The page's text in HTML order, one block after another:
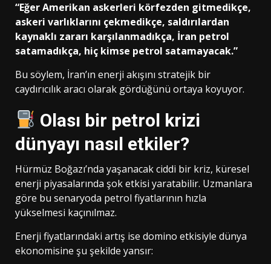
“Eğer Amerikan askerleri körfezden gitmedikçe,
askeri varlıklarını çekmedikçe, saldırılardan
kaynaklı zararı karşılanmadıkça, İran petrol
satamadıkça, hiç kimse petrol satamayacak.”
Bu söylem, İran’ın enerji akışını stratejik bir
caydırıcılık aracı olarak gördüğünü ortaya koyuyor.
Olası bir petrol krizi
dünyayı nasıl etkiler?
Hürmüz Boğazı’nda yaşanacak ciddi bir kriz, küresel
enerji piyasalarında şok etkisi yaratabilir. Uzmanlara
göre bu senaryoda petrol fiyatlarının hızla
yükselmesi kaçınılmaz.
Enerji fiyatlarındaki artış ise domino etkisiyle dünya
ekonomisine şu şekilde yansır: